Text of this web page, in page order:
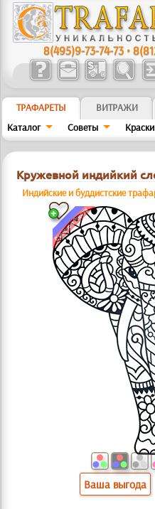
8(495)9-73-74-73 •
ТРАФАРЕТЫ ВИТРАЖИ
Каталог
Советы
Кружевной индийкий
Индийские и буддистские
Ваша выгода